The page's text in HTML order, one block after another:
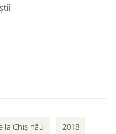
la Chișinău 2018